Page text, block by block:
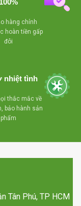
100%
hàng chính
hoàn tiền gấp
đôi
nhiệt tình
thắc mắc về
bảo hành sản
phẩm
Tân Phú, TP HCM